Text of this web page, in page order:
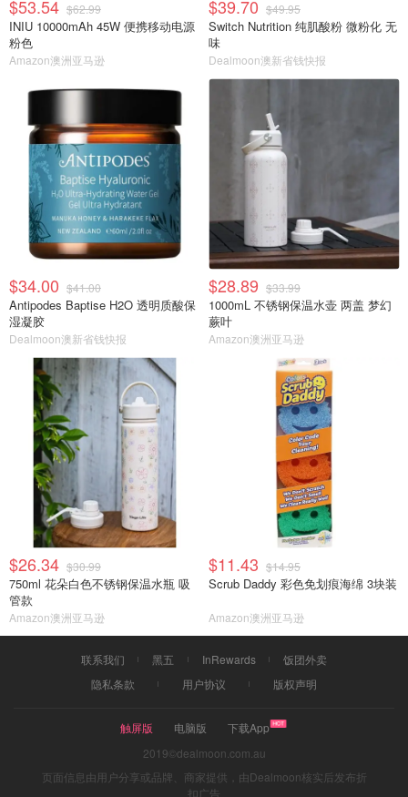
$53.54 $62.99
INIU 10000mAh 45W 便携移动电源
粉色
Amazon澳洲亚马逊
$39.70 $49.95
Switch Nutrition 纯肌酸粉 微粉化 无
味
Dealmoon澳新省钱快报
$34.00 $41.00
Antipodes Baptise H2O 透明质酸保
湿凝胶
Dealmoon澳新省钱快报
$28.89 $33.99
1000mL 不锈钢保温水壶 两盖 梦幻
蕨叶
Amazon澳洲亚马逊
$26.34 $30.99
750ml 花朵白色不锈钢保温水瓶 吸
管款
Amazon澳洲亚马逊
$11.43 $14.95
Scrub Daddy 彩色免划痕海绵 3块装
Amazon澳洲亚马逊
联系我们 黑五 InRewards
饭团外卖
隐私条款
用户协议 版权声明
触屏版 电脑版
下载App
2019©dealmoon.com.au
页面信息由用户分享或品牌、商家提供，由Dealmoon核实后发布折
扣广告